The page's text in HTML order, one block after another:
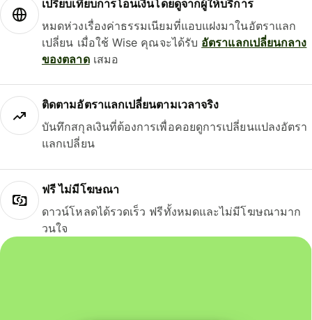
เปรียบเทียบการโอนเงินโดยดูจากผู้ให้บริการ
หมดห่วงเรื่องค่าธรรมเนียมที่แอบแฝงมาในอัตราแลก
เปลี่ยน เมื่อใช้ Wise คุณจะได้รับ อัตราแลกเปลี่ยนกลาง
ของตลาดเสมอ
ติดตามอัตราแลกเปลี่ยนตามเวลาจริง
บันทึกสกุลเงินที่ต้องการเพื่อคอยดูการเปลี่ยนแปลงอัตรา
แลกเปลี่ยน
ฟรี ไม่มีโฆษณา
ดาวน์โหลดได้รวดเร็ว ฟรีทั้งหมดและไม่มีโฆษณามาก
วนใจ